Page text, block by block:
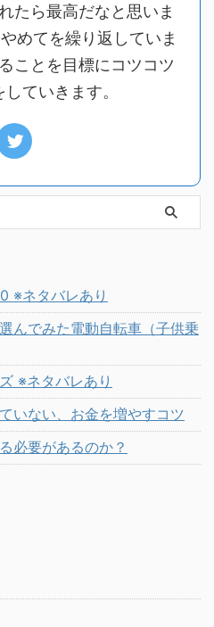
たら最高だなと思いま
めてを繰り返していま
ことを目標にコツコツ
ていきます。
※ネタバレあり
んでみた電動自転車（子供乗
※ネタバレあり
いない、お金を増やすコツ
必要があるのか？